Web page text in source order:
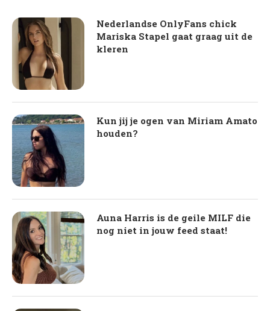
Nederlandse OnlyFans chick
Mariska Stapel gaat graag uit de
kleren
Kun jij je ogen van Miriam Amato
houden?
Auna Harris is de geile MILF die
nog niet in jouw feed staat!